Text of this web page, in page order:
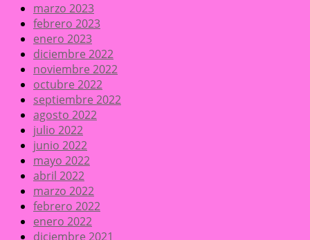
marzo 2023
febrero 2023
enero 2023
diciembre 2022
noviembre 2022
octubre 2022
septiembre 2022
agosto 2022
julio 2022
junio 2022
mayo 2022
abril 2022
marzo 2022
febrero 2022
enero 2022
diciembre 2021